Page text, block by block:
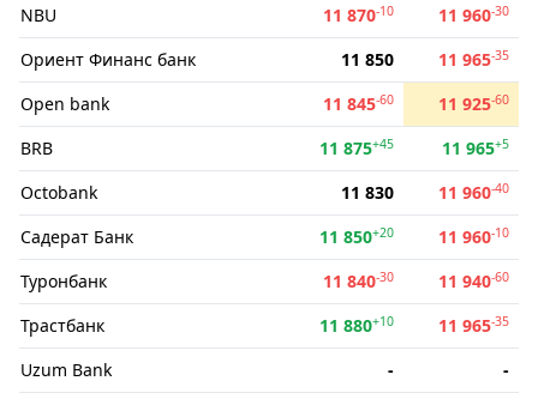
NBU 11 870-10 11 960-30
Ориент Финанс банк 11 850 11 965-35
Open bank 11 845-60 11 925-60
BRB 11 875+45 11 965+5
Octobank 11 830 11 960-40
Садерат Банк 11 850+20 11 960-10
Туронбанк 11 840-30 11 940-60
Трастбанк 11 880+10 11 965-35
Uzum Bank -
-